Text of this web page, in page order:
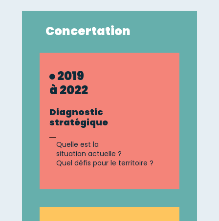
Concertation
2019
à 2022
Diagnostic
stratégique
Quelle est la
situation actuelle ?
Quel défis pour le territoire ?